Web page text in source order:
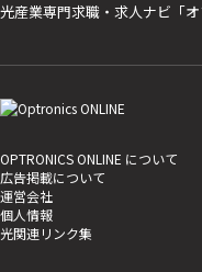
光産業専門求職・求人ナビ「オ
OPTRONICS ONLINE について
広告掲載について
運営会社
個人情報
光関連リンク集